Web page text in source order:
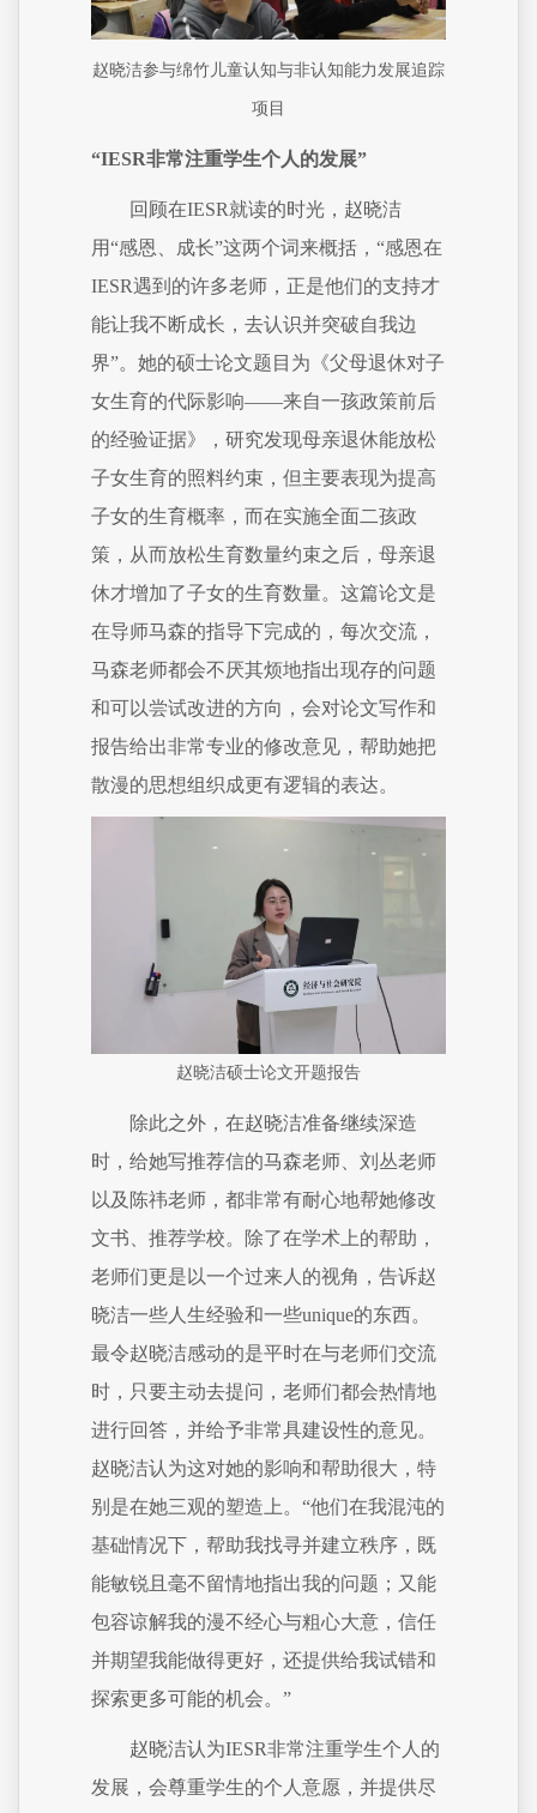
赵晓洁参与绵竹儿童认知与非认知能力发展追踪
项目
“IESR非常注重学生个人的发展”
回顾在IESR就读的时光，赵晓洁
用“感恩、成长”这两个词来概括，“感恩在
IESR遇到的许多老师，正是他们的支持才
能让我不断成长，去认识并突破自我边
界”。她的硕士论文题目为《父母退休对子
女生育的代际影响——来自一孩政策前后
的经验证据》，研究发现母亲退休能放松
子女生育的照料约束，但主要表现为提高
子女的生育概率，而在实施全面二孩政
策，从而放松生育数量约束之后，母亲退
休才增加了子女的生育数量。这篇论文是
在导师马森的指导下完成的，每次交流，
马森老师都会不厌其烦地指出现存的问题
和可以尝试改进的方向，会对论文写作和
报告给出非常专业的修改意见，帮助她把
散漫的思想组织成更有逻辑的表达。
赵晓洁硕士论文开题报告
除此之外，在赵晓洁准备继续深造
时，给她写推荐信的马森老师、刘丛老师
以及陈祎老师，都非常有耐心地帮她修改
文书、推荐学校。除了在学术上的帮助，
老师们更是以一个过来人的视角，告诉赵
晓洁一些人生经验和一些unique的东西。
最令赵晓洁感动的是平时在与老师们交流
时，只要主动去提问，老师们都会热情地
进行回答，并给予非常具建设性的意见。
赵晓洁认为这对她的影响和帮助很大，特
别是在她三观的塑造上。“他们在我混沌的
基础情况下，帮助我找寻并建立秩序，既
能敏锐且毫不留情地指出我的问题；又能
包容谅解我的漫不经心与粗心大意，信任
并期望我能做得更好，还提供给我试错和
探索更多可能的机会。”
赵晓洁认为IESR非常注重学生个人的
发展，会尊重学生的个人意愿，并提供尽